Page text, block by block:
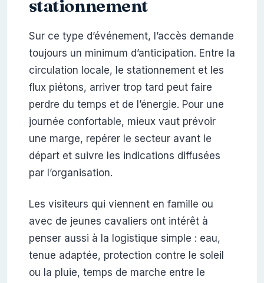
stationnement
Sur ce type d’événement, l’accès demande
toujours un minimum d’anticipation. Entre la
circulation locale, le stationnement et les
flux piétons, arriver trop tard peut faire
perdre du temps et de l’énergie. Pour une
journée confortable, mieux vaut prévoir
une marge, repérer le secteur avant le
départ et suivre les indications diffusées
par l’organisation.
Les visiteurs qui viennent en famille ou
avec de jeunes cavaliers ont intérêt à
penser aussi à la logistique simple : eau,
tenue adaptée, protection contre le soleil
ou la pluie, temps de marche entre le